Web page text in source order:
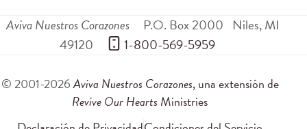
Aviva Nuestros Corazones P.O. Box 2000 Niles,MI
49120
1-800-569-5959
© 2001-2026Aviva Nuestros Corazones, una extensión de
Revive Our Hearts Ministries